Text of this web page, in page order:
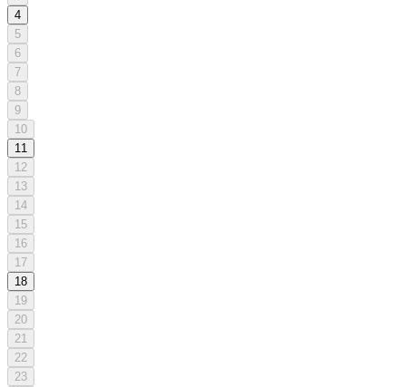
4
5
6
7
8
9
10
11
12
13
14
15
16
17
18
19
20
21
22
23